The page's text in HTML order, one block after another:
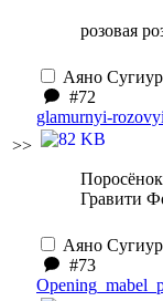
розовая
>>
Аяно
#72
glamurnyi-
Гравити
Аяно
#73